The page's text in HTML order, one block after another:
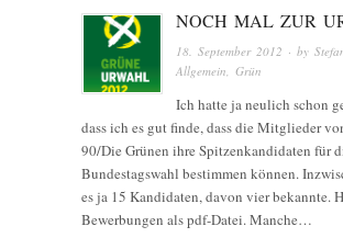
NOCH MAL ZUR
18. September 2012 · by
Allgemein,Grün
Ich hatte ja neulich schon
dass ich es gut finde, dass die Mitglieder
90/Die Grünen ihre Spitzenkandidaten für
Bundestagswahl bestimmen können.
es ja 15 Kandidaten, davon vier bekannte.
Bewerbungen als pdf-Datei. Manche…